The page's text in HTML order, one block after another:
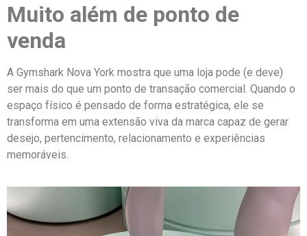
Muito além de ponto de
venda
A Gymshark Nova York mostra que uma loja pode (e deve)
ser mais do que um ponto de transação comercial. Quando o
espaço físico é pensado de forma estratégica, ele se
transforma em uma extensão viva da marca capaz de gerar
desejo, pertencimento, relacionamento e experiências
memoráveis.